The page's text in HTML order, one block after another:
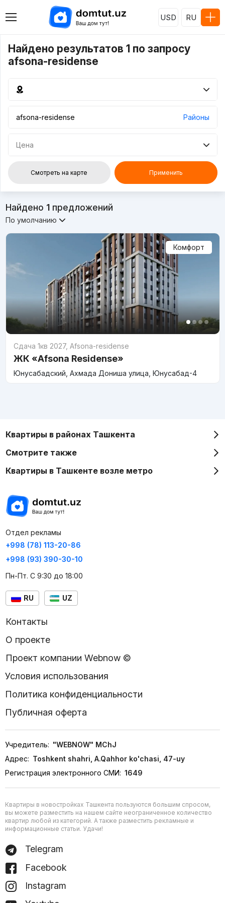
USD RU
Найдено результатов 1 по запросу
afsona-residense
Районы
Цена
Смотреть на карте Применить
Найдено 1предложений
По умолчанию
Комфорт
Сдача 1кв 2027, Afsona-residense
ЖК «Afsona Residense»
Юнусабадский, Ахмада Дониша улица, Юнусабад-4
Квартиры в районах Ташкента
Смотрите также
Квартиры в Ташкенте возле метро
Отдел рекламы
+998 (78) 113-20-86
+998 (93) 390-30-10
Пн-Пт. С 9:30 до 18:00
RU UZ
Контакты
О проекте
Проект компании Webnow ©
Условия использования
Политика конфиденциальности
Публичная оферта
Учредитель: "WEBNOW" MChJ
Адрес: Toshkent shahri, A.Qahhor ko'chasi, 47-uy
Регистрация электронного СМИ: 1649
Квартиры в новостройках Ташкента пользуются большим спросом,
вы можете разместить на нашем сайте неограниченное количество
квартир любой из категорий. А также разместить рекламные и
информационные статьи. Удачи!
Telegram
Facebook
Instagram